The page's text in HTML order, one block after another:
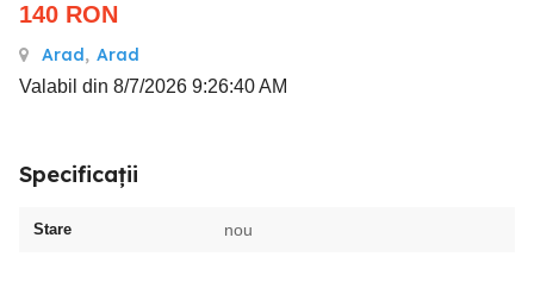
140 RON
Arad, Arad
Valabil din 8/7/2026 9:26:40 AM
Specificații
Stare nou